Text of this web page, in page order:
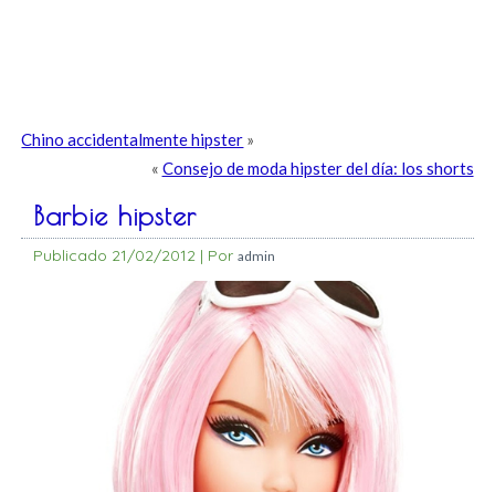
Chino accidentalmente hipster »
« Consejo de moda hipster del día: los shorts
Barbie hipster
Publicado 21/02/2012 | Por admin